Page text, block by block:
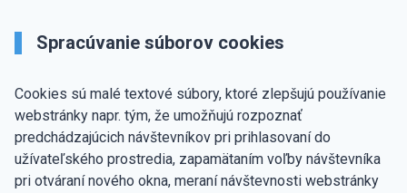
Spracúvanie súborov cookies
Cookies sú malé textové súbory, ktoré zlepšujú používanie
webstránky napr. tým, že umožňujú rozpoznať
predchádzajúcich návštevníkov pri prihlasovaní do
užívateľského prostredia, zapamätaním voľby návštevníka
pri otváraní nového okna, meraní návštevnosti webstránky